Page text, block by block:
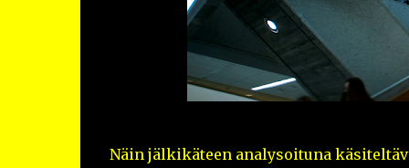
Näin jälkikäteen analysoituna